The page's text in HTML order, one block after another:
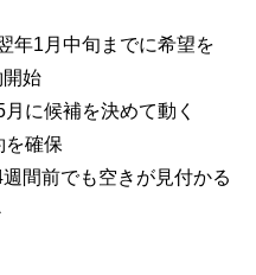
年1月中旬までに希望を
始
に候補を決めて動く
を確保
間前でも空きが見付かる